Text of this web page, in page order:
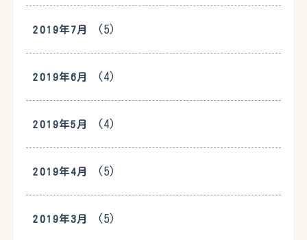
2019年7月 (5)
2019年6月 (4)
2019年5月 (4)
2019年4月 (5)
2019年3月 (5)